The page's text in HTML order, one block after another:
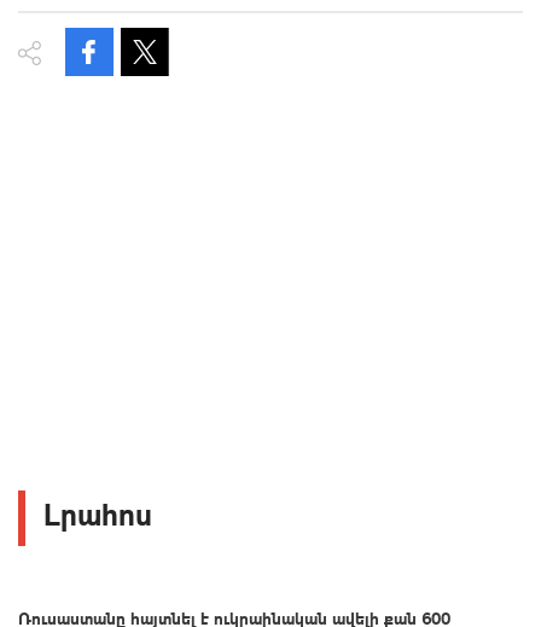
Լրահոս
Ռուսաստանը հայտնել է ուկրաինական ավելի քան 600